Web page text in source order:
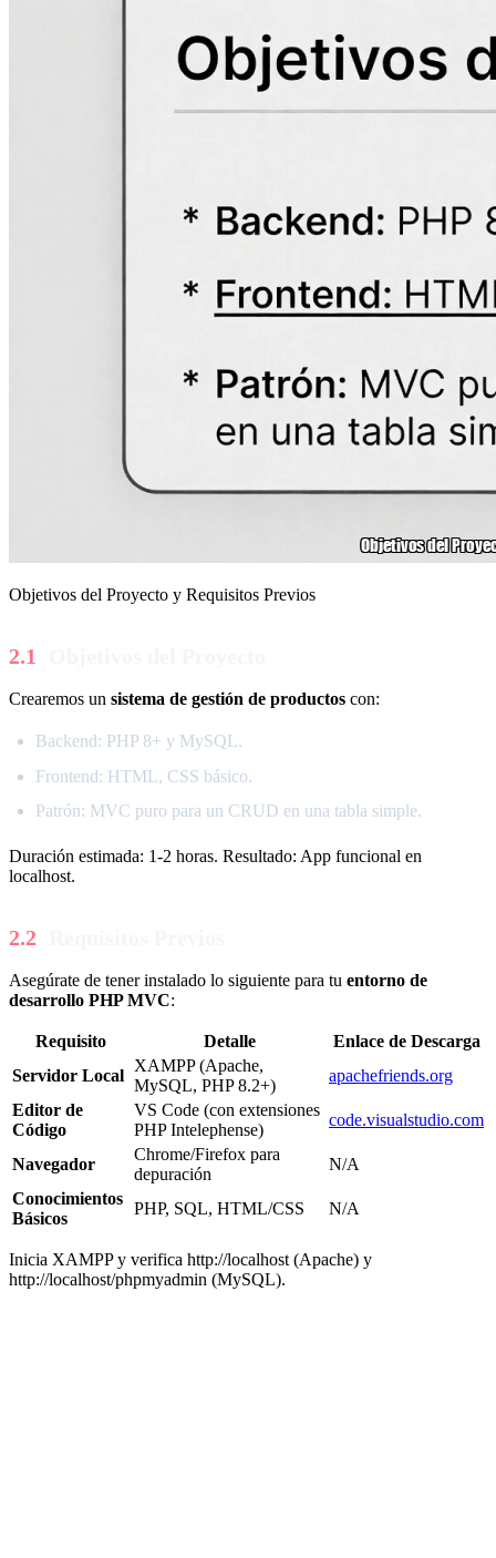
Objetivos del Proyecto y Requisitos Previos
Crearemos un sistema de gestión de productos con:
Backend: PHP 8+ y MySQL.
Frontend: HTML, CSS básico.
Patrón: MVC puro para un CRUD en una tabla simple.
Duración estimada: 1-2 horas. Resultado: App funcional en
localhost.
Asegúrate de tener instalado lo siguiente para tu entorno de
desarrollo PHP MVC:
Requisito Detalle
Enlace de Descarga
Servidor Local
XAMPP (Apache,
MySQL, PHP 8.2+)
apachefriends.org
Editor de
Código
VS Code (con extensiones
PHP Intelephense)
code.visualstudio.com
Navegador
Chrome/Firefox para
depuración
N/A
Conocimientos
Básicos
PHP, SQL, HTML/CSS N/A
Inicia XAMPP y verifica http://localhost (Apache) y
http://localhost/phpmyadmin (MySQL).